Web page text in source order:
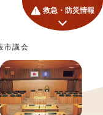
救急・防災情報
市議会